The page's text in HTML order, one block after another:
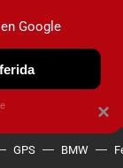
GPS BMW
×
Google